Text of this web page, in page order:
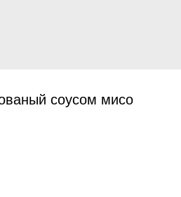
соусом мисо